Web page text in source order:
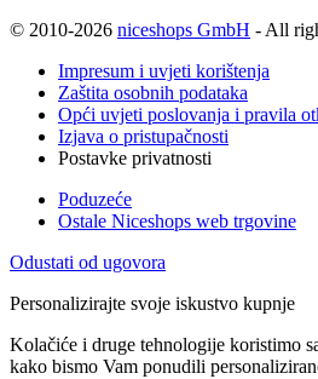
© 2010-2026 niceshops GmbH - All
Impresum i uvjeti korištenja
Zaštita osobnih podataka
Opći uvjeti poslovanja i pravila
Izjava o pristupačnosti
Postavke privatnosti
Poduzeće
Ostale Niceshops web trgovine
Odustati od ugovora
Personalizirajte svoje iskustvo kupnje
Kolačiće i druge tehnologije koristimo
kako bismo Vam ponudili